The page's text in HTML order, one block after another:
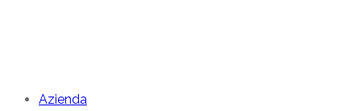
Azienda